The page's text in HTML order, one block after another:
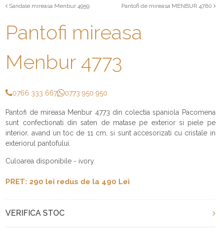
Sandale mireasa Menbur 4959 Pantofi de mireasa MENBUR 4760
Pantofi mireasa
Menbur 4773
0766 333 667 0773 950 950
Pantofi de mireasa Menbur 4773 din colectia spaniola Pacomena
sunt confectionati din saten de matase pe exterior si piele pe
interior, avand un toc de 11 cm, si sunt accesorizati cu cristale in
exteriorul pantofului.
Culoarea disponibile - ivory
PRET: 290 lei redus de la 490 Lei
VERIFICA STOC